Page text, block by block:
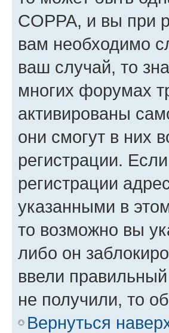
COPPA, и вы при
вам необходимо
ваш случай, то
многих форумах
активированы
они смогут в них
регистрации.
регистрации
указанными в
то возможно вы
либо он
ввели
не получили, то
Вернуться